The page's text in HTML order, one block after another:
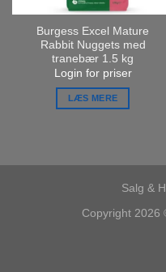
Burgess Excel Mature
Rabbit Nuggets med
tranebær 1.5 kg
Login for priser
LÆS MERE
Salg &
Copyright 2026